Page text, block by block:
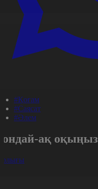
#Қоғам
#Саясат
#Әлем
ақ оқыңыз